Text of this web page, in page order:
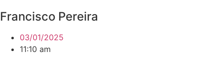
Francisco Pereira
03/01/2025
11:10 am